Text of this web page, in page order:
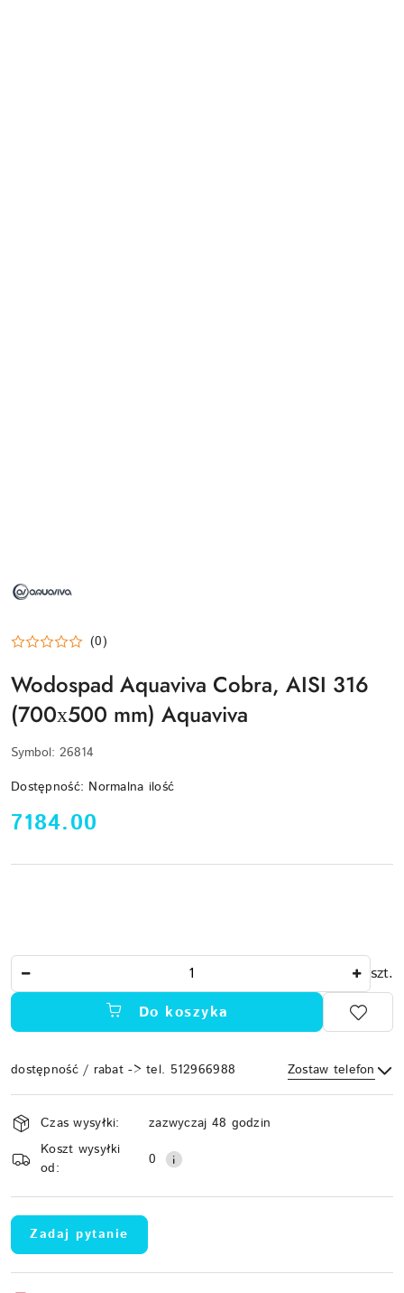
AQUAVIVA
(0)
Wodospad Aquaviva Cobra, AISI 316
(700х500 mm) Aquaviva
Symbol: 26814
Dostępność: Normalna ilość
cena:
7184.00
szt.
Do koszyka
dostępność / rabat -> tel. 512966988 Zostaw telefon
Wyślij
Dostępność
i
dostawa
Czas wysyłki:
zazwyczaj 48 godzin
Koszt wysyłki
od:
0
Zadaj pytanie